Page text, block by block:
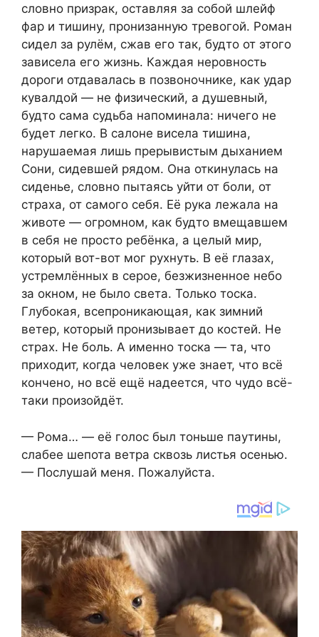
словно призрак, оставляя за собой шлейф
фар и тишину, пронизанную тревогой. Роман
сидел за рулём, сжав его так, будто от этого
зависела его жизнь. Каждая неровность
дороги отдавалась в позвоночнике, как удар
кувалдой — не физический, а душевный,
будто сама судьба напоминала: ничего не
будет легко. В салоне висела тишина,
нарушаемая лишь прерывистым дыханием
Сони, сидевшей рядом. Она откинулась на
сиденье, словно пытаясь уйти от боли, от
страха, от самого себя. Её рука лежала на
животе — огромном, как будто вмещавшем
в себя не просто ребёнка, а целый мир,
который вот-вот мог рухнуть. В её глазах,
устремлённых в серое, безжизненное небо
за окном, не было света. Только тоска.
Глубокая, всепроникающая, как зимний
ветер, который пронизывает до костей. Не
страх. Не боль. А именно тоска — та, что
приходит, когда человек уже знает, что всё
кончено, но всё ещё надеется, что чудо всё-
таки произойдёт.
— Рома… — её голос был тоньше паутины,
слабее шепота ветра сквозь листья осенью.
— Послушай меня. Пожалуйста.